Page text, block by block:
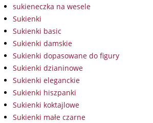
sukieneczka na wesele
Sukienki
Sukienki basic
Sukienki damskie
Sukienki dopasowane do figury
Sukienki dzianinowe
Sukienki eleganckie
Sukienki hiszpanki
Sukienki koktajlowe
Sukienki małe czarne